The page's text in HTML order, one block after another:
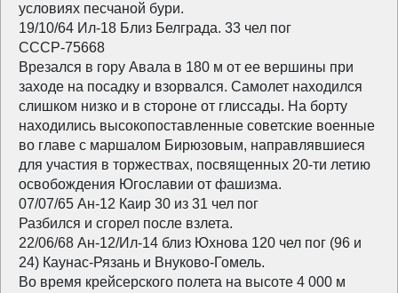
условиях песчаной бури.
19/10/64 Ил-18 Близ Белграда. 33 чел пог
СССР-75668
Врезался в гору Авала в 180 м от ее вершины при
заходе на посадку и взорвался. Самолет находился
слишком низко и в стороне от глиссады. На борту
находились высокопоставленные советские военные
во главе с маршалом Бирюзовым, направлявшиеся
для участия в торжествах, посвященных 20-ти летию
освобождения Югославии от фашизма.
07/07/65 Ан-12 Каир 30 из 31 чел пог
Разбился и сгорел после взлета.
22/06/68 Ан-12/Ил-14 близ Юхнова 120 чел пог (96 и
24) Каунас-Рязань и Внуково-Гомель.
Во время крейсерского полета на высоте 4 000 м